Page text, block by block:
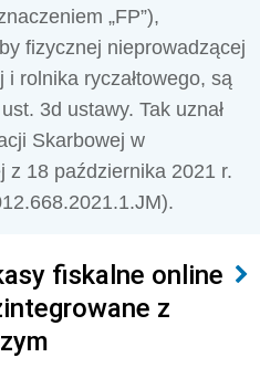
„FP”),
fizycznej nieprowadzącej
i rolnika ryczałtowego, są
3d ustawy. Tak uznał
Skarbowej w
z 18 października 2021 r.
fiskalne online
z